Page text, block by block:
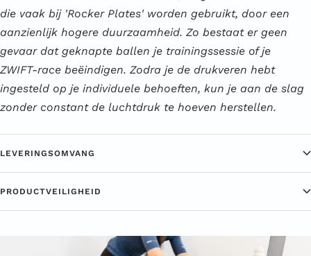
die vaak bij 'Rocker Plates' worden gebruikt, door een
aanzienlijk hogere duurzaamheid. Zo bestaat er geen
gevaar dat geknapte ballen je trainingssessie of je
ZWIFT-race beëindigen. Zodra je de drukveren hebt
ingesteld op je individuele behoeften, kun je aan de slag
zonder constant de luchtdruk te hoeven herstellen.
LEVERINGSOMVANG
PRODUCTVEILIGHEID